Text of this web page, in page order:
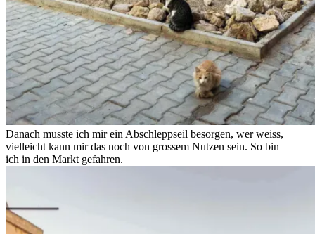
Danach musste ich mir ein Abschleppseil besorgen, wer weiss,
vielleicht kann mir das noch von grossem Nutzen sein. So bin
ich in den Markt gefahren.